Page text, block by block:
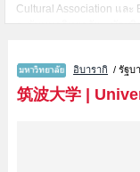
Cultural Association แล
ระดับมหาวิทยาลัย・บัณฑิ
ต่างชาติเช่นข้อมูลของแต่
ที่รับสมัครหรือจำนวนคนที่
ทางเป็นต้นไว้ด้วยดังนั้นข
อิบารากิ / รัฐบ
筑波大学|